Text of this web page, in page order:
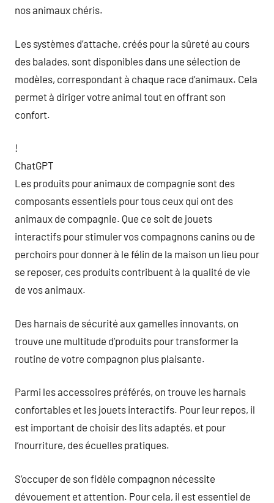
nos animaux chéris.
Les systèmes d’attache, créés pour la sûreté au cours
des balades, sont disponibles dans une sélection de
modèles, correspondant à chaque race d’animaux. Cela
permet à diriger votre animal tout en offrant son
confort.
!
ChatGPT
Les produits pour animaux de compagnie sont des
composants essentiels pour tous ceux qui ont des
animaux de compagnie. Que ce soit de jouets
interactifs pour stimuler vos compagnons canins ou de
perchoirs pour donner à le félin de la maison un lieu pour
se reposer, ces produits contribuent à la qualité de vie
de vos animaux.
Des harnais de sécurité aux gamelles innovants, on
trouve une multitude d’produits pour transformer la
routine de votre compagnon plus plaisante.
Parmi les accessoires préférés, on trouve les harnais
confortables et les jouets interactifs. Pour leur repos, il
est important de choisir des lits adaptés, et pour
l’nourriture, des écuelles pratiques.
S’occuper de son fidèle compagnon nécessite
dévouement et attention. Pour cela, il est essentiel de